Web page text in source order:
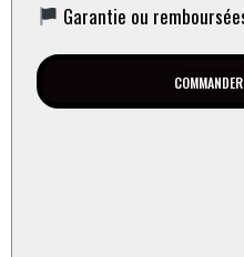
Garantie ou